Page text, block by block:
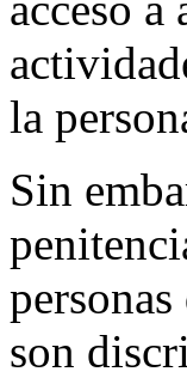
la
Sin
son